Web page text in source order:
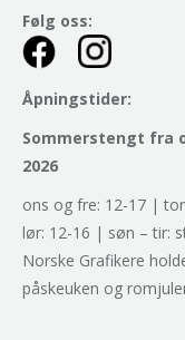
Følg oss:
Åpningstider:
Sommerstengt fra
2026
ons og fre: 12-17 |
lør: 12-16 | søn – tir:
Norske Grafikere
påskeuken og